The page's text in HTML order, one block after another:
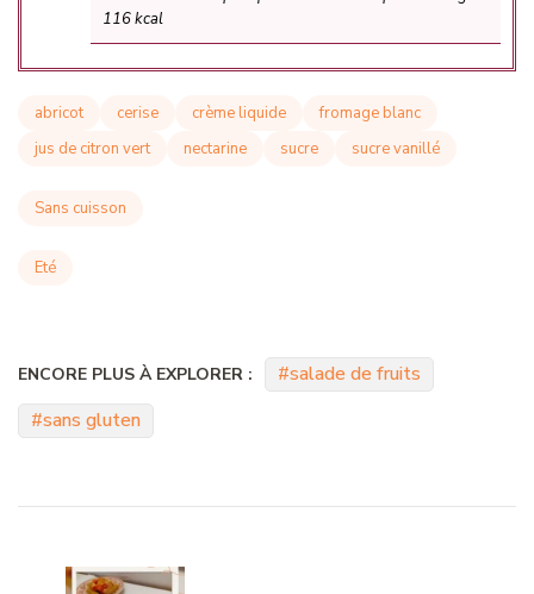
116 kcal
abricot cerise crème liquide
fromage blanc
jus de citron vert
nectarine sucre sucre vanillé
Sans cuisson
Eté
ENCORE PLUS À EXPLORER :
salade de fruits
sans gluten
d'article